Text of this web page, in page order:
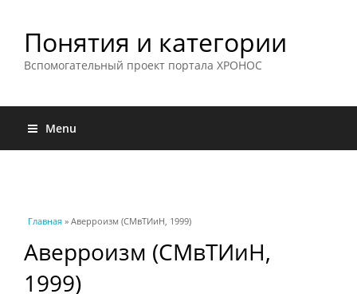
Понятия и категории
Вспомогательный проект портала ХРОНОС
Menu
Вы здесь
Главная » Аверроизм (СМвТИиН, 1999)
Аверроизм (СМвТИиН,
1999)